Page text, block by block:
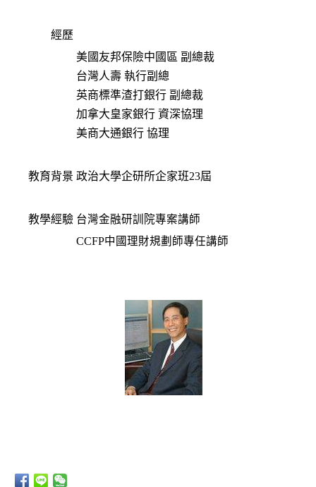
經歷
美國友邦保險中國區 副總裁
台灣人壽 執行副總
英商標準渣打銀行 副總裁
加拿大皇家銀行 資深協理
美商大通銀行 協理
教育背景 政治大學企研所企家班23屆
教學經驗 台灣金融研訓院專案講師
CCFP中國理財規劃師專任講師